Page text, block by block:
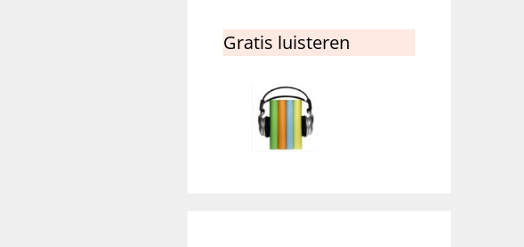
Gratis luisteren